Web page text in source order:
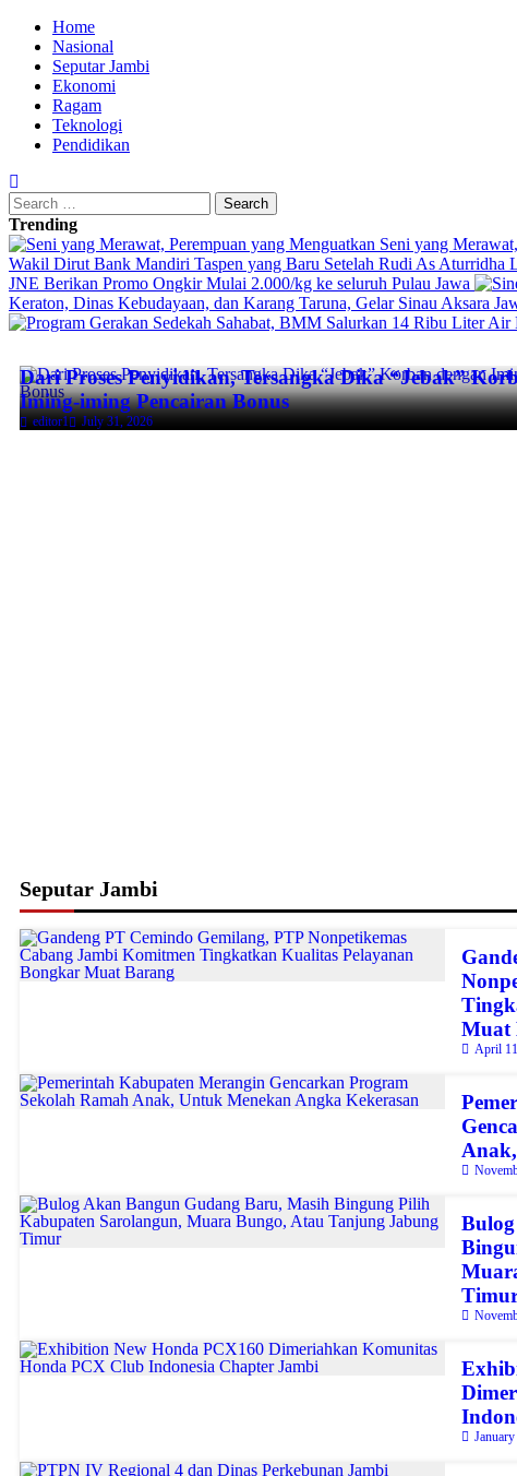
Home
Nasional
Seputar Jambi
Ekonomi
Ragam
Teknologi
Pendidikan
Trending
Seni yang
Wakil Dirut Bank Mandiri Taspen yang Baru Setelah Rudi As Aturridha
JNE Berikan Promo Ongkir Mulai 2.000/kg ke seluruh Pulau Jawa
Keraton, Dinas Kebudayaan, dan Karang Taruna, Gelar Sinau Aksara
Dari Proses Penyidikan, Tersangka Dika “Jebak”
Iming-iming Pencairan Bonus
editor1 July 31, 2026
Seputar Jambi
Muat
April